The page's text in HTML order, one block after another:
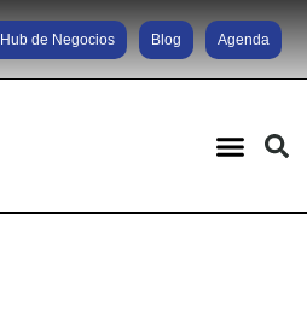
Hub de Negocios Blog Agenda